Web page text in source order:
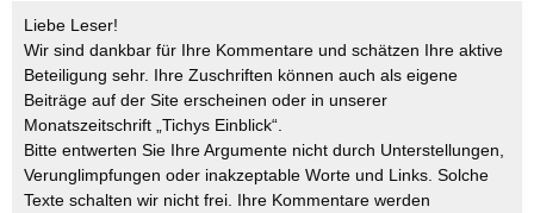
Liebe Leser!
Wir sind dankbar für Ihre Kommentare und schätzen Ihre aktive
Beteiligung sehr. Ihre Zuschriften können auch als eigene
Beiträge auf der Site erscheinen oder in unserer
Monatszeitschrift „Tichys Einblick“.
Bitte entwerten Sie Ihre Argumente nicht durch Unterstellungen,
Verunglimpfungen oder inakzeptable Worte und Links. Solche
Texte schalten wir nicht frei. Ihre Kommentare werden